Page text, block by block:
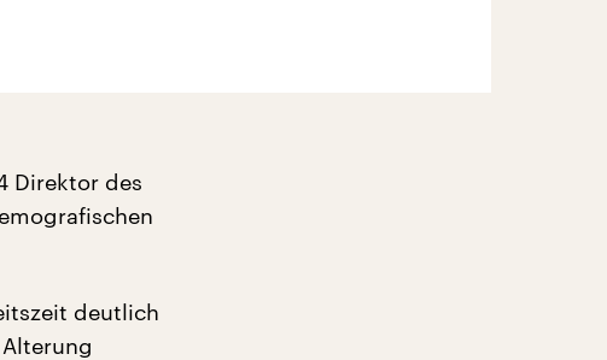
Direktor des
deutlich